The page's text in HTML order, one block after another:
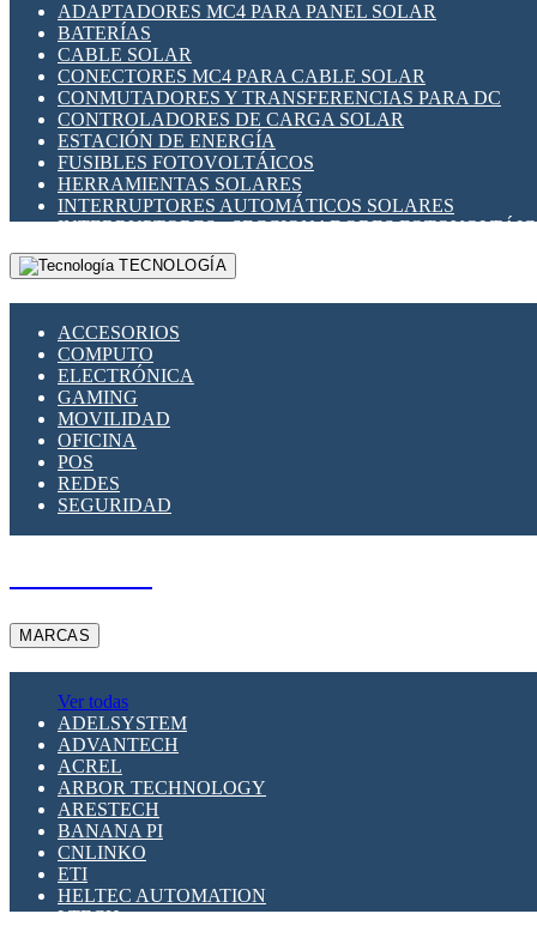
ADAPTADORES MC4 PARA PANEL SOLAR
BATERÍAS
CABLE SOLAR
CONECTORES MC4 PARA CABLE SOLAR
CONMUTADORES Y TRANSFERENCIAS PARA DC
CONTROLADORES DE CARGA SOLAR
ESTACIÓN DE ENERGÍA
FUSIBLES FOTOVOLTÁICOS
HERRAMIENTAS SOLARES
INTERRUPTORES AUTOMÁTICOS SOLARES
INTERRUPTORES - SECCIONADORES
MONTAJE PANEL SOLAR
PORTA FUSIBLES Y SECCIONADORES
TECNOLOGÍA
ACCESORIOS
COMPUTO
ELECTRÓNICA
GAMING
MOVILIDAD
OFICINA
POS
REDES
SEGURIDAD
MARCAS
Ver todas
ADELSYSTEM
ADVANTECH
ACREL
ARBOR TECHNOLOGY
ARESTECH
BANANA PI
CNLINKO
ETI
HELTEC AUTOMATION
LTECH